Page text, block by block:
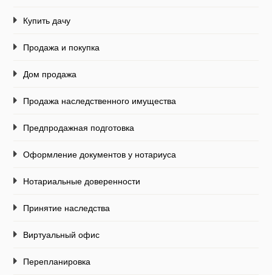
Купить дачу
Продажа и покупка
Дом продажа
Продажа наследственного имущества
Предпродажная подготовка
Оформление документов у нотариуса
Нотариальные доверенности
Принятие наследства
Виртуальный офис
Перепланировка